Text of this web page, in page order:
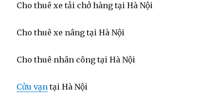
Cho thuê xe tải chở hàng tại Hà Nội
Cho thuê xe nâng tại Hà Nội
Cho thuê nhân công tại Hà Nội
Cửu vạn tại Hà Nội